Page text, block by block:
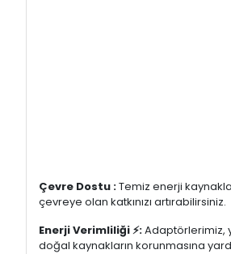
Çevre Dostu :Temiz enerji
çevreye olan katkınızı artırabilirsiniz.
Enerji Verimliliği ⚡:Adaptörlerimiz,
doğal kaynakların korunmasına